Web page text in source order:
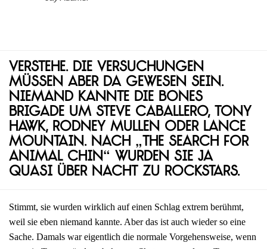
Verstehe. Die Versuchungen
müssen aber da gewesen sein.
Niemand kannte die Bones
Brigade um Steve Caballero, Tony
Hawk, Rodney Mullen oder Lance
Mountain. Nach „The Search for
Animal Chin“ wurden sie ja
quasi über Nacht zu Rockstars.
Stimmt, sie wurden wirklich auf einen Schlag extrem berühmt,
weil sie eben niemand kannte. Aber das ist auch wieder so eine
Sache. Damals war eigentlich die normale Vorgehensweise, wenn